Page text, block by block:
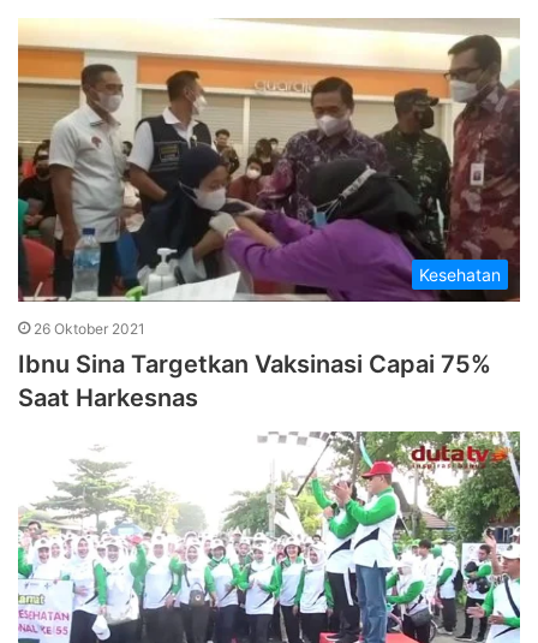
Kesehatan
26 Oktober 2021
Ibnu Sina Targetkan Vaksinasi Capai 75%
Saat Harkesnas